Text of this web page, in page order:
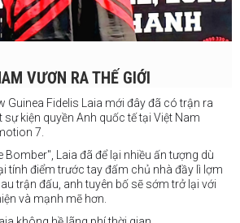
VƯƠN RA THẾ GIỚI
Guinea Fidelis Laia mới đây đã có trận ra
kiện quyền Anh quốc tế tại Việt Nam
7.
Bomber", Laia đã để lại nhiều ấn tượng dù
tính điểm trước tay đấm chủ nhà đầy lì lợm
trận đấu, anh tuyên bố sẽ sớm trở lại với
và mạnh mẽ hơn.